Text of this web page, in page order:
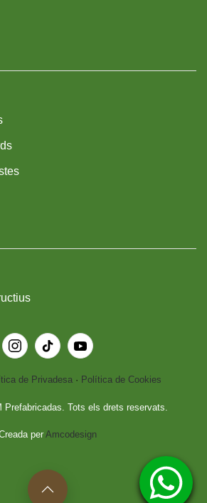
de Privadesa · Política de Cookies
Prefabricadas. Tots els drets reservats.
per Amcodesign